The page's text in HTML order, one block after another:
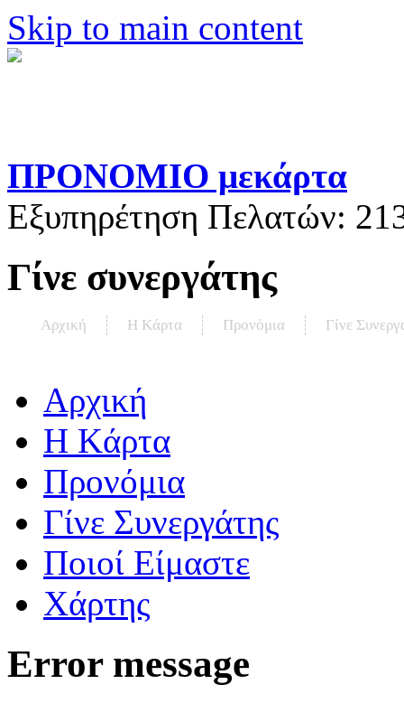
Skip to main content
ΠΡΟΝΟΜΙΟ μεκάρτα
Εξυπηρέτηση Πελατών:
Γίνε συνεργάτης
Αρχική Η Kάρτα Προνόμια Γίνε
Αρχική
Η Kάρτα
Προνόμια
Γίνε Συνεργάτης
Ποιοί Είμαστε
Χάρτης
Error message